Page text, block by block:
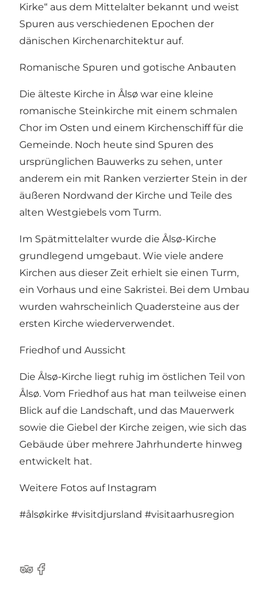
Kirke“ aus dem Mittelalter bekannt und weist
Spuren aus verschiedenen Epochen der
dänischen Kirchenarchitektur auf.
Romanische Spuren und gotische Anbauten
Die älteste Kirche in Ålsø war eine kleine
romanische Steinkirche mit einem schmalen
Chor im Osten und einem Kirchenschiff für die
Gemeinde. Noch heute sind Spuren des
ursprünglichen Bauwerks zu sehen, unter
anderem ein mit Ranken verzierter Stein in der
äußeren Nordwand der Kirche und Teile des
alten Westgiebels vom Turm.
Im Spätmittelalter wurde die Ålsø-Kirche
grundlegend umgebaut. Wie viele andere
Kirchen aus dieser Zeit erhielt sie einen Turm,
ein Vorhaus und eine Sakristei. Bei dem Umbau
wurden wahrscheinlich Quadersteine aus der
ersten Kirche wiederverwendet.
Friedhof und Aussicht
Die Ålsø-Kirche liegt ruhig im östlichen Teil von
Ålsø. Vom Friedhof aus hat man teilweise einen
Blick auf die Landschaft, und das Mauerwerk
sowie die Giebel der Kirche zeigen, wie sich das
Gebäude über mehrere Jahrhunderte hinweg
entwickelt hat.
Weitere Fotos auf Instagram
#ålsøkirke #visitdjursland #visitaarhusregion
TripAdvisor
Facebook